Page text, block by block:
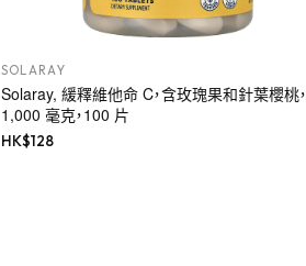
SOLARAY
Solaray, 緩釋維他命 C，含玫瑰果和針葉櫻桃，
1,000 毫克，100 片
HK$128